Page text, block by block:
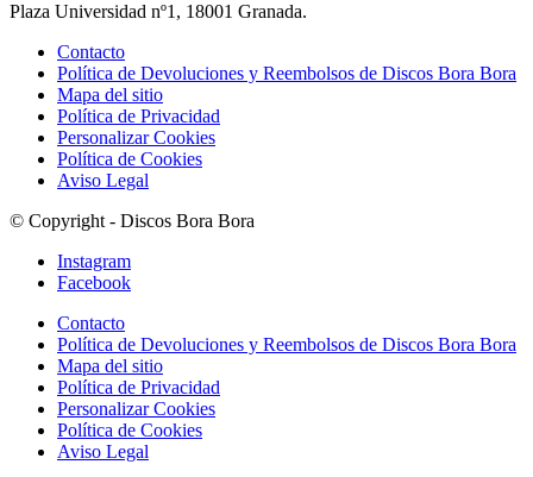
Plaza Universidad nº1, 18001 Granada.
Contacto
Política de Devoluciones y Reembolsos de Discos Bora Bora
Mapa del sitio
Política de Privacidad
Personalizar Cookies
Política de Cookies
Aviso Legal
© Copyright - Discos Bora Bora
Instagram
Facebook
Contacto
Política de Devoluciones y Reembolsos de Discos Bora Bora
Mapa del sitio
Política de Privacidad
Personalizar Cookies
Política de Cookies
Aviso Legal